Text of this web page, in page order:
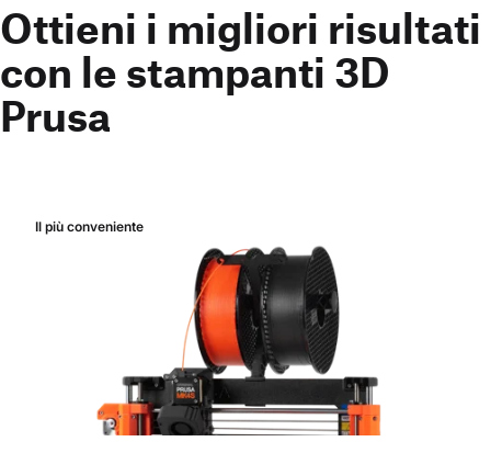
Ottieni i migliori risultati
con le stampanti 3D
Prusa
Il più conveniente